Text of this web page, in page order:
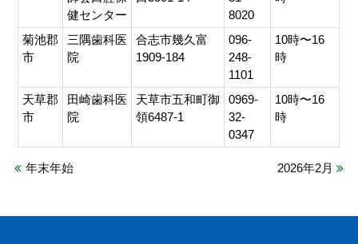
健センター
8020
菊池郡
市
三隅歯科医
院
合志市幾久富
1909-184
096-
248-
1101
10時〜16
時
天草郡
市
田崎歯科医
院
天草市五和町御
領6487-1
0969-
32-
0347
10時〜16
時
年末年始 2026年2月